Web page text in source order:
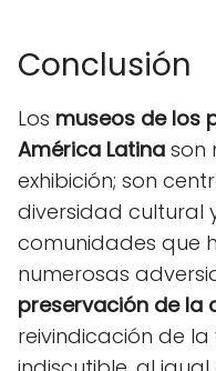
Conclusión
Los museos de los
América Latina son
exhibición; son
diversidad cultural
comunidades que
numerosas
preservación de la
reivindicación de